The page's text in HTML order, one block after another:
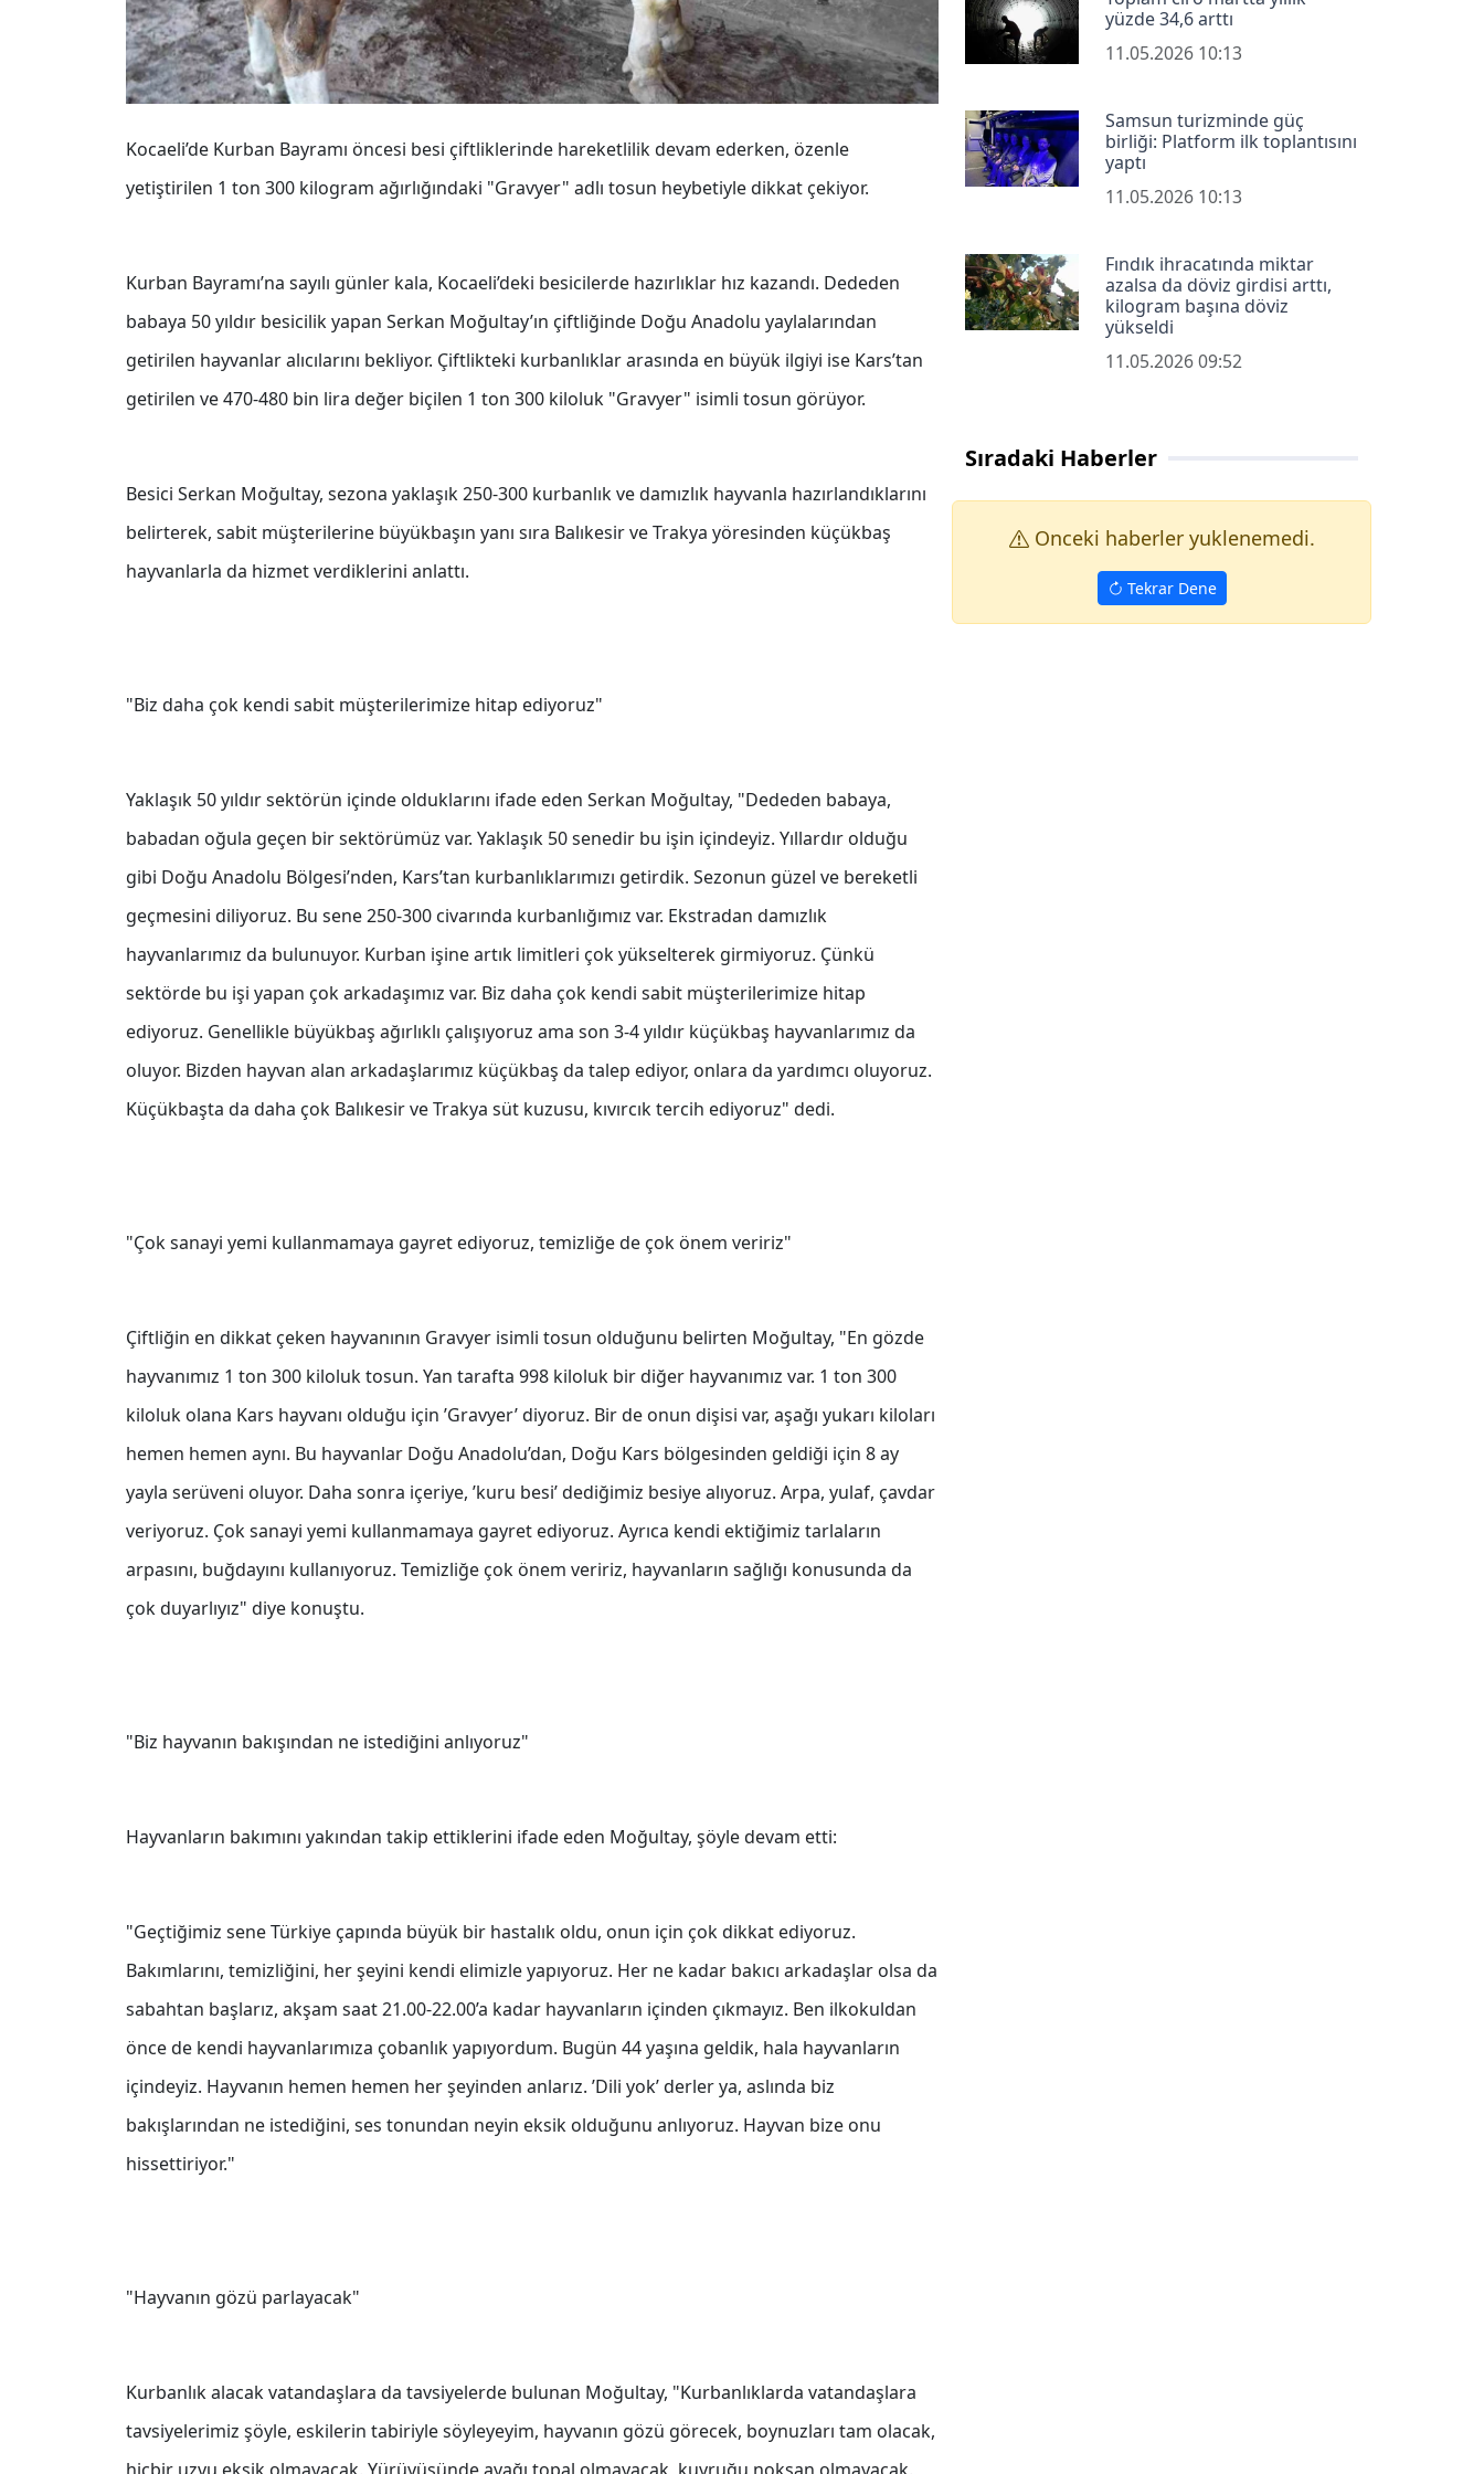
Kocaeli’de Kurban Bayramı öncesi besi çiftliklerinde hareketlilik devam ederken, özenle
yetiştirilen 1 ton 300 kilogram ağırlığındaki "Gravyer" adlı tosun heybetiyle dikkat çekiyor.
Kurban Bayramı’na sayılı günler kala, Kocaeli’deki besicilerde hazırlıklar hız kazandı. Dededen
babaya 50 yıldır besicilik yapan Serkan Moğultay’ın çiftliğinde Doğu Anadolu yaylalarından
getirilen hayvanlar alıcılarını bekliyor. Çiftlikteki kurbanlıklar arasında en büyük ilgiyi ise Kars’tan
getirilen ve 470-480 bin lira değer biçilen 1 ton 300 kiloluk "Gravyer" isimli tosun görüyor.
Besici Serkan Moğultay, sezona yaklaşık 250-300 kurbanlık ve damızlık hayvanla hazırlandıklarını
belirterek, sabit müşterilerine büyükbaşın yanı sıra Balıkesir ve Trakya yöresinden küçükbaş
hayvanlarla da hizmet verdiklerini anlattı.
"Biz daha çok kendi sabit müşterilerimize hitap ediyoruz"
Yaklaşık 50 yıldır sektörün içinde olduklarını ifade eden Serkan Moğultay, "Dededen babaya,
babadan oğula geçen bir sektörümüz var. Yaklaşık 50 senedir bu işin içindeyiz. Yıllardır olduğu
gibi Doğu Anadolu Bölgesi’nden, Kars’tan kurbanlıklarımızı getirdik. Sezonun güzel ve bereketli
geçmesini diliyoruz. Bu sene 250-300 civarında kurbanlığımız var. Ekstradan damızlık
hayvanlarımız da bulunuyor. Kurban işine artık limitleri çok yükselterek girmiyoruz. Çünkü
sektörde bu işi yapan çok arkadaşımız var. Biz daha çok kendi sabit müşterilerimize hitap
ediyoruz. Genellikle büyükbaş ağırlıklı çalışıyoruz ama son 3-4 yıldır küçükbaş hayvanlarımız da
oluyor. Bizden hayvan alan arkadaşlarımız küçükbaş da talep ediyor, onlara da yardımcı oluyoruz.
Küçükbaşta da daha çok Balıkesir ve Trakya süt kuzusu, kıvırcık tercih ediyoruz" dedi.
"Çok sanayi yemi kullanmamaya gayret ediyoruz, temizliğe de çok önem veririz"
Çiftliğin en dikkat çeken hayvanının Gravyer isimli tosun olduğunu belirten Moğultay, "En gözde
hayvanımız 1 ton 300 kiloluk tosun. Yan tarafta 998 kiloluk bir diğer hayvanımız var. 1 ton 300
kiloluk olana Kars hayvanı olduğu için ’Gravyer’ diyoruz. Bir de onun dişisi var, aşağı yukarı kiloları
hemen hemen aynı. Bu hayvanlar Doğu Anadolu’dan, Doğu Kars bölgesinden geldiği için 8 ay
yayla serüveni oluyor. Daha sonra içeriye, ’kuru besi’ dediğimiz besiye alıyoruz. Arpa, yulaf, çavdar
veriyoruz. Çok sanayi yemi kullanmamaya gayret ediyoruz. Ayrıca kendi ektiğimiz tarlaların
arpasını, buğdayını kullanıyoruz. Temizliğe çok önem veririz, hayvanların sağlığı konusunda da
çok duyarlıyız" diye konuştu.
"Biz hayvanın bakışından ne istediğini anlıyoruz"
Hayvanların bakımını yakından takip ettiklerini ifade eden Moğultay, şöyle devam etti:
"Geçtiğimiz sene Türkiye çapında büyük bir hastalık oldu, onun için çok dikkat ediyoruz.
Bakımlarını, temizliğini, her şeyini kendi elimizle yapıyoruz. Her ne kadar bakıcı arkadaşlar olsa da
sabahtan başlarız, akşam saat 21.00-22.00’a kadar hayvanların içinden çıkmayız. Ben ilkokuldan
önce de kendi hayvanlarımıza çobanlık yapıyordum. Bugün 44 yaşına geldik, hala hayvanların
içindeyiz. Hayvanın hemen hemen her şeyinden anlarız. ’Dili yok’ derler ya, aslında biz
bakışlarından ne istediğini, ses tonundan neyin eksik olduğunu anlıyoruz. Hayvan bize onu
hissettiriyor."
"Hayvanın gözü parlayacak"
Kurbanlık alacak vatandaşlara da tavsiyelerde bulunan Moğultay, "Kurbanlıklarda vatandaşlara
tavsiyelerimiz şöyle, eskilerin tabiriyle söyleyeyim, hayvanın gözü görecek, boynuzları tam olacak,
yüzde 34,6 arttı
11.05.2026 10:13
Samsun turizminde güç
birliği: Platform ilk toplantısını
yaptı
11.05.2026 10:13
Fındık ihracatında miktar
azalsa da döviz girdisi arttı,
kilogram başına döviz
yükseldi
11.05.2026 09:52
Sıradaki Haberler
Onceki haberler yuklenemedi.
Tekrar Dene